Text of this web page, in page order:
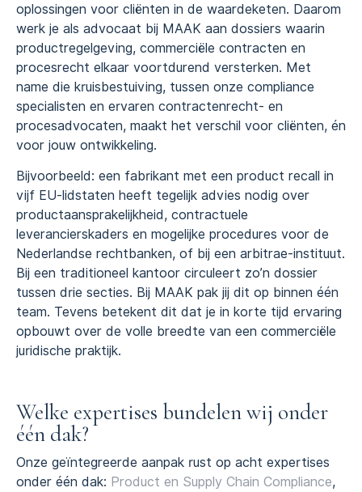
oplossingen voor cliënten in de waardeketen. Daarom
werk je als advocaat bij MAAK aan dossiers waarin
productregelgeving, commerciële contracten en
procesrecht elkaar voortdurend versterken. Met
name die kruisbestuiving, tussen onze compliance
specialisten en ervaren contractenrecht- en
procesadvocaten, maakt het verschil voor cliënten, én
voor jouw ontwikkeling.
Bijvoorbeeld: een fabrikant met een product recall in
vijf EU-lidstaten heeft tegelijk advies nodig over
productaansprakelijkheid, contractuele
leverancierskaders en mogelijke procedures voor de
Nederlandse rechtbanken, of bij een arbitrae-instituut.
Bij een traditioneel kantoor circuleert zo’n dossier
tussen drie secties. Bij MAAK pak jij dit op binnen één
team. Tevens betekent dit dat je in korte tijd ervaring
opbouwt over de volle breedte van een commerciële
juridische praktijk.
Welke expertises bundelen wij onder
één dak?
Onze geïntegreerde aanpak rust op acht expertises
onder één dak: Product en Supply Chain Compliance,